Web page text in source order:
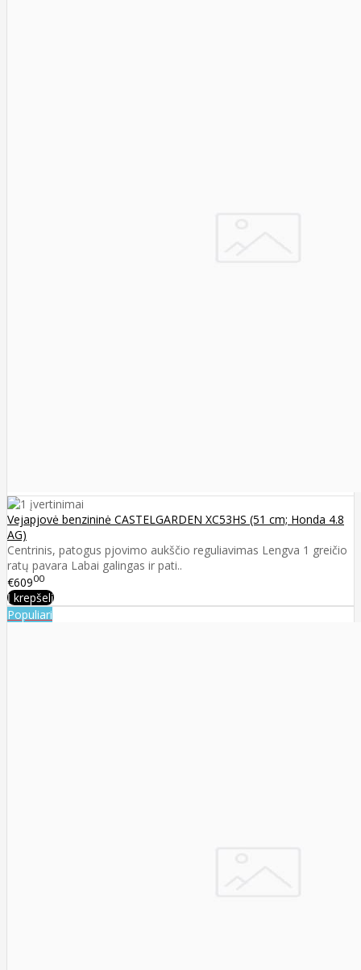
Vejapjovė benzininė CASTELGARDEN XC53HS (51 cm; Honda 4.8
AG)
Centrinis, patogus pjovimo aukščio reguliavimas Lengva 1 greičio
ratų pavara Labai galingas ir pati..
€60900
Į krepšelį
Populiari